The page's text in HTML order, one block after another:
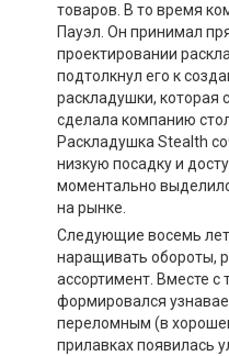
товаров. В то время
Пауэл. Он принимал
проектировании
подтолкнул его к
раскладушки, которая
сделала компанию
Раскладушка Stealth
низкую посадку и
моментально
на рынке.
Следующие восемь
наращивать обороты,
ассортимент. Вместе с
формировался
переломным (в
прилавках появилась